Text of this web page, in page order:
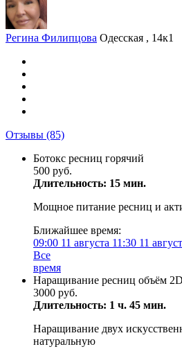
Регина Филипцова Одесская , 14к1
Отзывы (85)
Ботокс ресниц горячий
500 руб.
Длительность: 15 мин.
Мощное питание ресниц и
Ближайшее время:
09:00 11 августа 11:30 11
Все
время
Наращивание ресниц объём 2D
3000 руб.
Длительность: 1 ч. 45 мин.
Наращивание двух
натуральную